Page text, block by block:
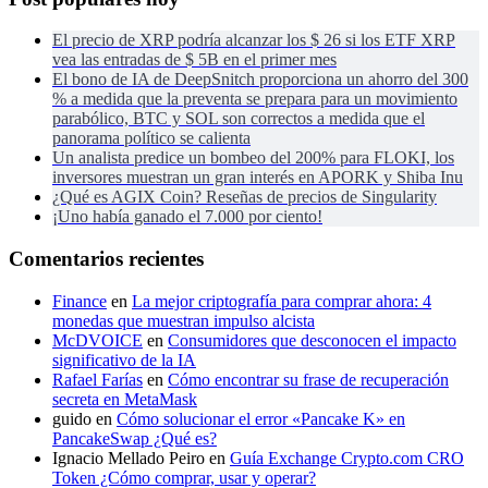
El precio de XRP podría alcanzar los $ 26 si los ETF XRP
vea las entradas de $ 5B en el primer mes
El bono de IA de DeepSnitch proporciona un ahorro del 300
% a medida que la preventa se prepara para un movimiento
parabólico, BTC y SOL son correctos a medida que el
panorama político se calienta
Un analista predice un bombeo del 200% para FLOKI, los
inversores muestran un gran interés en APORK y Shiba Inu
¿Qué es AGIX Coin? Reseñas de precios de Singularity
¡Uno había ganado el 7.000 por ciento!
Comentarios recientes
Finance en La mejor criptografía para comprar ahora: 4
monedas que muestran impulso alcista
McDVOICE en Consumidores que desconocen el impacto
significativo de la IA
Rafael Farías en Cómo encontrar su frase de recuperación
secreta en MetaMask
guido en Cómo solucionar el error «Pancake K» en
PancakeSwap ¿Qué es?
Ignacio Mellado Peiro en Guía Exchange Crypto.com CRO
Token ¿Cómo comprar, usar y operar?